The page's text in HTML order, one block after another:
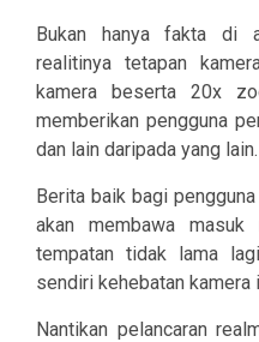
Bukan hanya fakta di
realitinya tetapan
kamera beserta 20x
memberikan pengguna
dan lain daripada yang lain.
Berita baik bagi
akan membawa
tempatan tidak lama
sendiri kehebatan kamera
Nantikan pelancaran